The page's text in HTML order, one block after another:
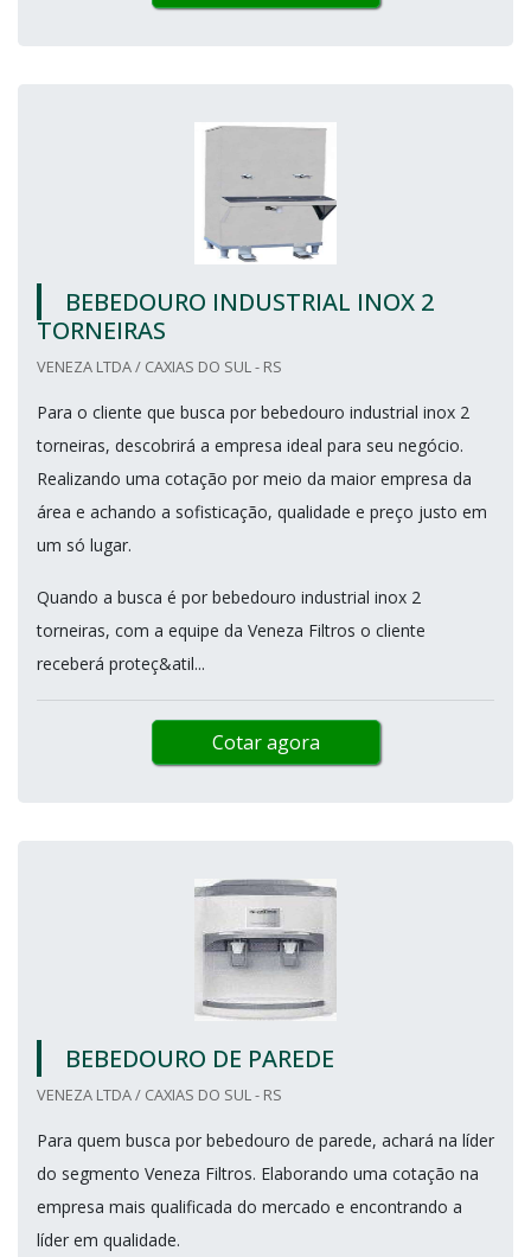
BEBEDOURO INDUSTRIAL INOX 2
TORNEIRAS
VENEZA LTDA / CAXIAS DO SUL - RS
Para o cliente que busca por bebedouro industrial inox 2
torneiras, descobrirá a empresa ideal para seu negócio.
Realizando uma cotação por meio da maior empresa da
área e achando a sofisticação, qualidade e preço justo em
um só lugar.
Quando a busca é por bebedouro industrial inox 2
torneiras, com a equipe da Veneza Filtros o cliente
receberá proteç&atil...
Cotar agora
BEBEDOURO DE PAREDE
VENEZA LTDA / CAXIAS DO SUL - RS
Para quem busca por bebedouro de parede, achará na líder
do segmento Veneza Filtros. Elaborando uma cotação na
empresa mais qualificada do mercado e encontrando a
líder em qualidade.